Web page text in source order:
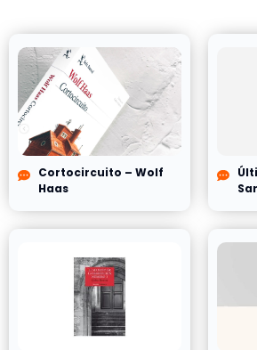
Cortocircuito – Wolf
Haas